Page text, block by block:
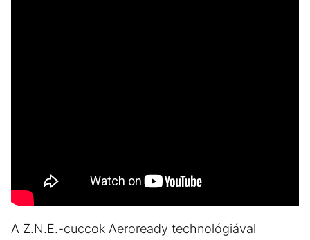
A Z.N.E.-cuccok Aeroready technológiával